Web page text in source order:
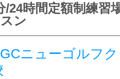
グッドスク
/24時間定額制練習
ン
ニューゴルフ